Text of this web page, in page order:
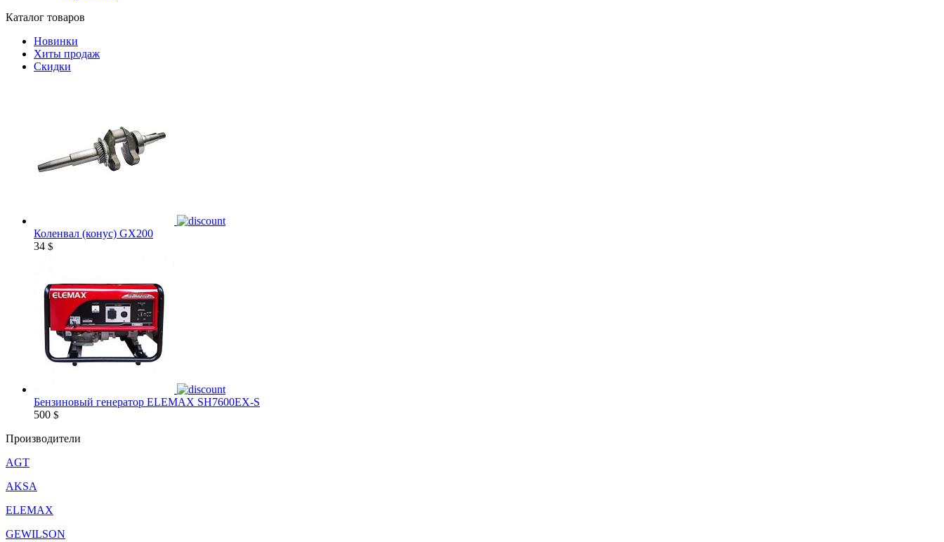
Каталог товаров
Новинки
Хиты продаж
Скидки
Коленвал (конус) GX200
34 $
Бензиновый генератор ELEMAX SH7600EX-S
500 $
Производители
AGT
AKSA
ELEMAX
GEWILSON